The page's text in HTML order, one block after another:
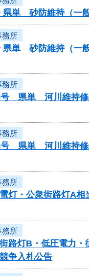
県単 砂防維持（一
務所
県単 砂防維持（一
務所
号 県単 河川維持
務所
号 県単 河川維持
務所
灯・公衆街路灯A
務所
路灯B・低圧電力
争入札公告